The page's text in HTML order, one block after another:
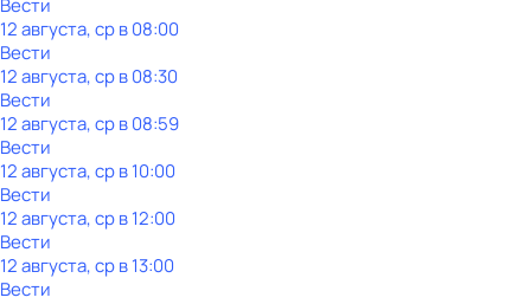
Вести
12 августа, ср в 08:00
Вести
12 августа, ср в 08:30
Вести
12 августа, ср в 08:59
Вести
12 августа, ср в 10:00
Вести
12 августа, ср в 12:00
Вести
12 августа, ср в 13:00
Вести